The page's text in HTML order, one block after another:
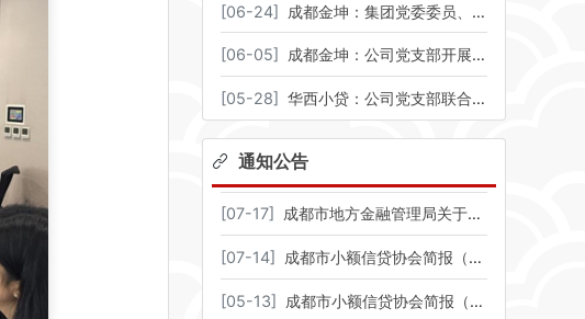
[06-24] 成都金坤：集团党委委员、纪委书记王国军赴公司开展汛期专项检查并讲授专题党课
[06-05] 成都金坤：公司党支部开展廉洁教育主题党日活动暨党风廉政建设宣传教育月启动仪式
[05-28] 华西小贷：公司党支部联合锦融小贷党支部、环天小贷党支部赴四川科技馆开展主题党日活动
通知公告
[07-17] 成都市地方金融管理局关于明确成都市国有地方金融组织不良资产核销有关事项的通知
[07-14] 成都市小额信贷协会简报（2026年6月刊）
[05-13] 成都市小额信贷协会简报（2026年4月刊）